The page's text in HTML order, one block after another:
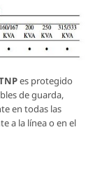
es protegido
de guarda,
en todas las
a la línea o en el